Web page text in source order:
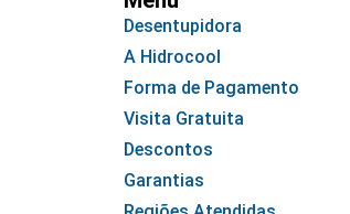
Desentupidora
A Hidrocool
Forma de Pagamento
Visita Gratuita
Descontos
Garantias